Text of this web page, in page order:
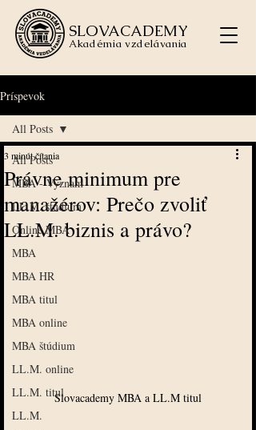
SLOVACADEMY
Akadémia vzdelávania
Príspevok
All Posts
MBA - Význam
LL.M. štúdium
Online MBA
MBA
MBA HR
MBA titul
MBA online
MBA štúdium
LL.M. online
LL.M. titul
LL.M.
All Posts
Právne minimum pre
manažérov: Prečo zvoliť
LL.M. biznis a právo?
3 minút čítania
Slovacademy MBA a LL.M titul